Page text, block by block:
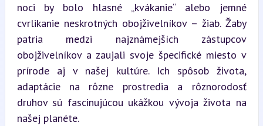
noci by bolo hlasné „kvákanie“ alebo jemné
cvrlikanie neskrotných obojživelníkov – žiab. Žaby
patria medzi najznámejších zástupcov
obojživelníkov a zaujali svoje špecifické miesto v
prírode aj v našej kultúre. Ich spôsob života,
adaptácie na rôzne prostredia a rôznorodosť
druhov sú fascinujúcou ukážkou vývoja života na
našej planéte.